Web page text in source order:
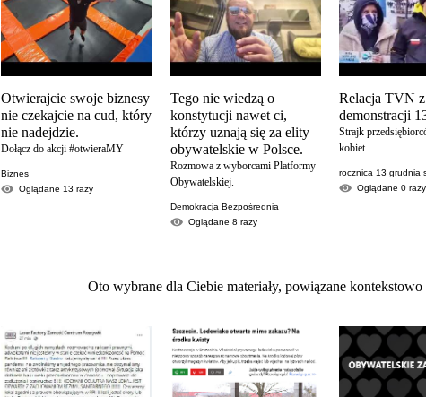
Otwierajcie swoje biznesy
nie czekajcie na cud, który
nie nadejdzie.
Dołącz do akcji #otwieraMY
Biznes
Oglądane 13razy
Tego nie wiedzą o
konstytucji nawet ci,
którzy uznają się za elity
obywatelskie w Polsce.
Rozmowa z wyborcami Platformy
Obywatelskiej.
Demokracja Bezpośrednia
Oglądane 8 razy
Relacja TVN z
demonstracji
Strajk
kobiet.
rocznica 13 grudnia
Oglądane 0 razy
Oto wybrane dla Ciebie materiały, powiązane kontekstowo